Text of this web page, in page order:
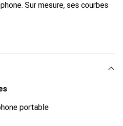
Sur mesure, ses courbes
indispensable pour votre
marque Noreve est un choix
portable